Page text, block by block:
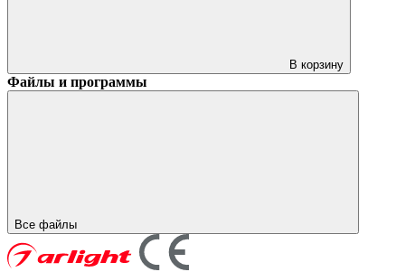
В корзину
Файлы и программы
Все файлы